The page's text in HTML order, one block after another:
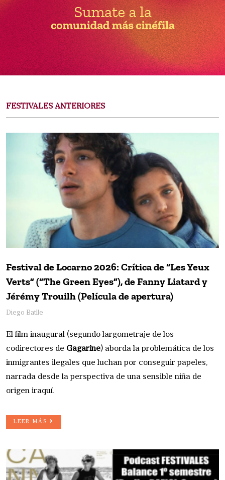
FESTIVALES ANTERIORES
Festival de Locarno 2026: Crítica de “Les Yeux
Verts” (“The Green Eyes”), de Fanny Liatard y
Jérémy Trouilh (Película de apertura)
Diego Batlle
El film inaugural (segundo largometraje de los
codirectores de Gagarine) aborda la problemática de los
inmigrantes ilegales que luchan por conseguir papeles,
narrada desde la perspectiva de una sensible niña de
origen iraquí.
LEER MÁS